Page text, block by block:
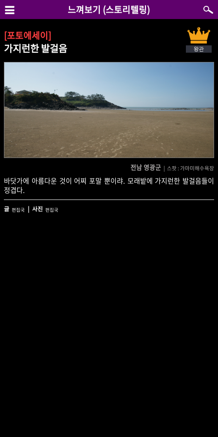
느껴보기 (스토리텔링)
[포토에세이]
가지런한 발걸음
전남 영광군 | 스팟 : 가마미해수욕장
바닷가에 아름다운 것이 어찌 포말 뿐이랴. 모래밭에 가지런한 발걸음들이
정겹다.
글 편집국 | 사진 편집국